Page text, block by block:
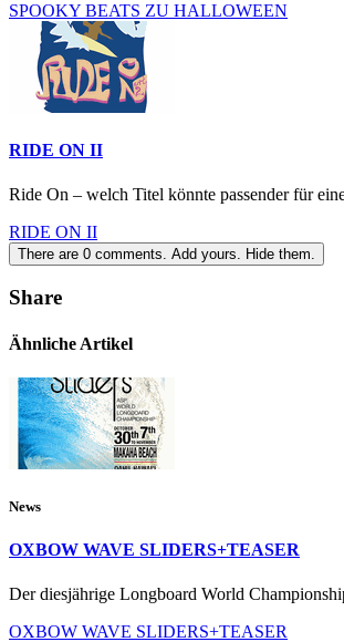
SPOOKY BEATS ZU HALLOWEEN
RIDE ON II
Ride On – welch Titel könnte passender für
RIDE ON II
There are 0 comments. Add yours. Hide them.
Share
Ähnliche Artikel
News
OXBOW WAVE SLIDERS+TEASER
Der diesjährige Longboard World
OXBOW WAVE SLIDERS+TEASER